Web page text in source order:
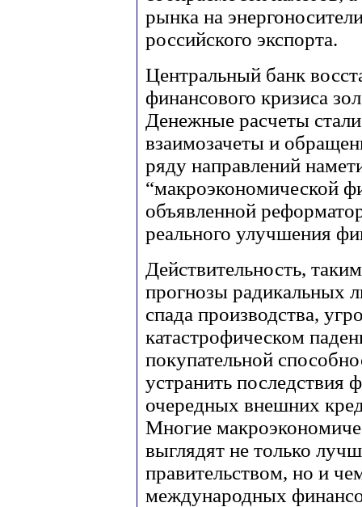
рынка на
российского экспорта.
Центральный банк
финансового кризиса
Денежные расчеты
взаимозачеты и
ряду направлений
“макроэкономической
объявленной
реального улучшения
Действительность,
прогнозы радикальных
спада производства,
катастрофическом
покупательной
устранить последствия
очередных внешних
Многие
выглядят не только
правительством, но и
международных